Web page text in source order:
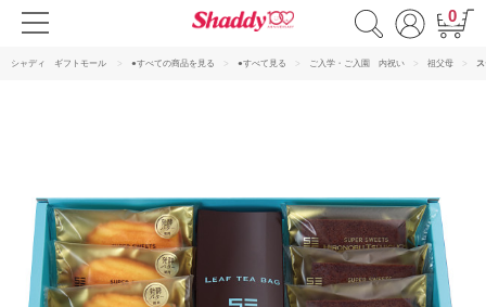
0
シャディ ギフトモール ●すべての商品を見る ●すべて見る ご入学・ご入園 内祝い 祖父母 ス